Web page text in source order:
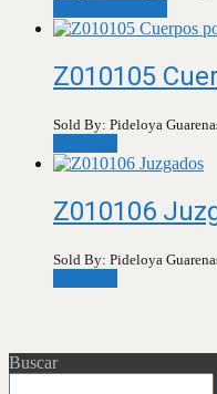
Z010105
Sold By: Pideloya
Z010106
Sold By: Pideloya
Buscar